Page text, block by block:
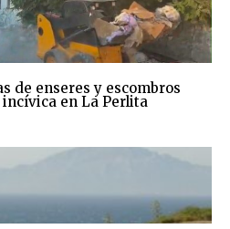
de enseres y escombros
en La Perlita